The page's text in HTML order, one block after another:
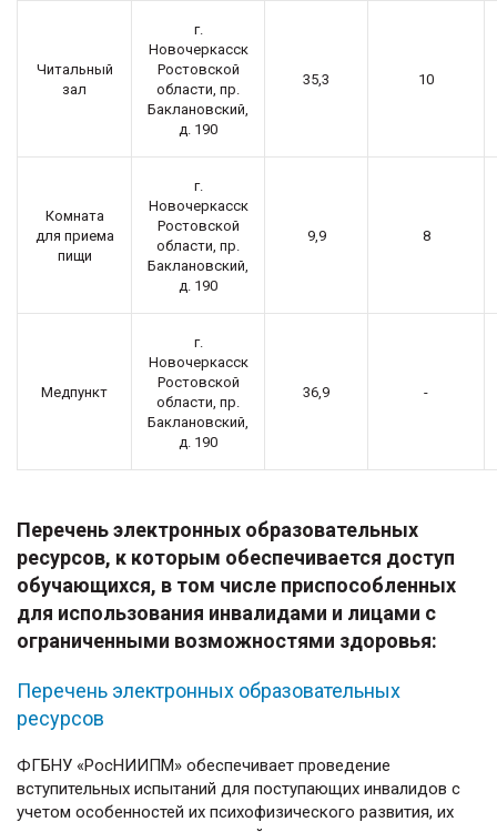
Читальный
зал
г.
Новочеркасск
Ростовской
области, пр.
Баклановский,
д. 190
35,3 10
Комната
для приема
пищи
г.
Новочеркасск
Ростовской
области, пр.
Баклановский,
д. 190
9,9 8
Медпункт
г.
Новочеркасск
Ростовской
области, пр.
Баклановский,
д. 190
36,9 -
Перечень электронных образовательных
ресурсов, к которым обеспечивается доступ
обучающихся, в том числе приспособленных
для использования инвалидами и лицами с
ограниченными возможностями здоровья:
Перечень электронных образовательных
ресурсов
ФГБНУ «РосНИИПМ» обеспечивает проведение
вступительных испытаний для поступающих инвалидов с
учетом особенностей их психофизического развития, их